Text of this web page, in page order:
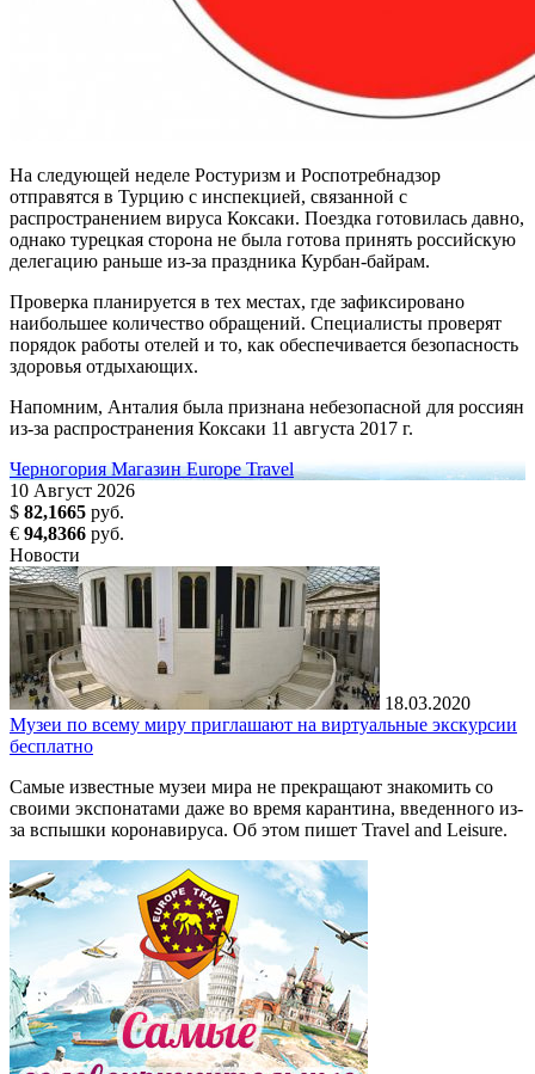
На следующей неделе Ростуризм и Роспотребнадзор
отправятся в Турцию с инспекцией, связанной с
распространением вируса Коксаки. Поездка готовилась давно,
однако турецкая сторона не была готова принять российскую
делегацию раньше из-за праздника Курбан-байрам.
Проверка планируется в тех местах, где зафиксировано
наибольшее количество обращений. Специалисты проверят
порядок работы отелей и то, как обеспечивается безопасность
здоровья отдыхающих.
Напомним, Анталия была признана небезопасной для россиян
из-за распространения Коксаки 11 августа 2017 г.
Черногория Магазин Europe Travel
10 Август 2026
$ 82,1665 руб.
€ 94,8366 руб.
Новости
18.03.2020
Музеи по всему миру приглашают на виртуальные экскурсии
бесплатно
Самые известные музеи мира не прекращают знакомить со
своими экспонатами даже во время карантина, введенного из-
за вспышки коронавируса. Об этом пишет Travel and Leisure.